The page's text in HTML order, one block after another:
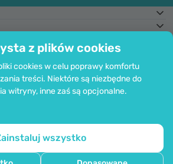
z plików cookies
cookies w celu poprawy komfortu
treści. Niektóre są niezbędne do
witryny, inne zaś są opcjonalne.
wszystko
danych osobowych zapewnia